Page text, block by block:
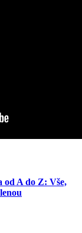
od A do Z: Vše,